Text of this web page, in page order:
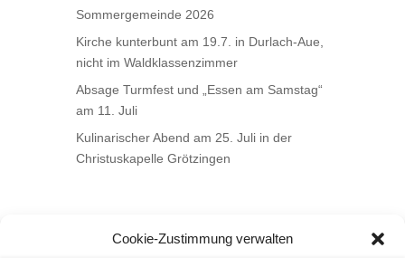
Cookie-Zustimmung verwalten
Sommergemeinde 2026
Kirche kunterbunt am 19.7. in Durlach-Aue,
nicht im Waldklassenzimmer
Absage Turmfest und „Essen am Samstag“
am 11. Juli
Kulinarischer Abend am 25. Juli in der
Christuskapelle Grötzingen